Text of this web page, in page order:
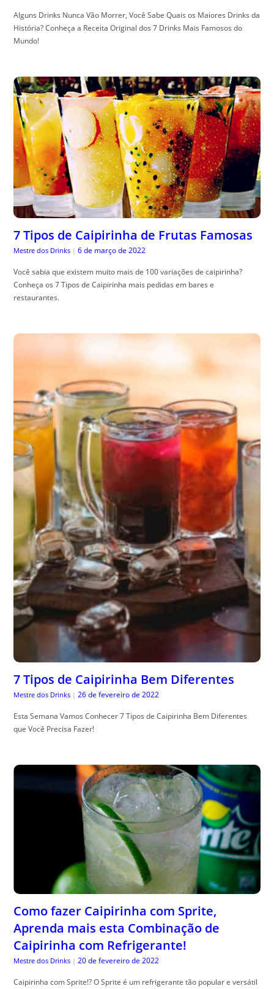
Alguns Drinks Nunca Vão Morrer, Você Sabe Quais os Maiores Drinks da
História? Conheça a Receita Original dos 7 Drinks Mais Famosos do
Mundo!
7 Tipos de Caipirinha de Frutas Famosas
Mestre dos Drinks | 6 de março de 2022
Você sabia que existem muito mais de 100 variações de caipirinha?
Conheça os 7 Tipos de Caipirinha mais pedidas em bares e
restaurantes.
7 Tipos de Caipirinha Bem Diferentes
Mestre dos Drinks | 26 de fevereiro de 2022
Esta Semana Vamos Conhecer 7 Tipos de Caipirinha Bem Diferentes
que Você Precisa Fazer!
Como fazer Caipirinha com Sprite,
Aprenda mais esta Combinação de
Caipirinha com Refrigerante!
Mestre dos Drinks | 20 de fevereiro de 2022
Caipirinha com Sprite!? O Sprite é um refrigerante tão popular e versátil